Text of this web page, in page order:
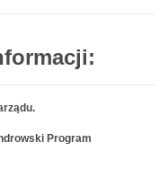
Program